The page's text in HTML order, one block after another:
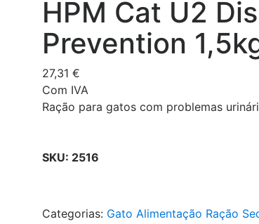
HPM Cat U2
Prevention
27,31 €
Com IVA
Ração para gatos com problemas
SKU: 2516
Categorias: Gato Alimentação Ração